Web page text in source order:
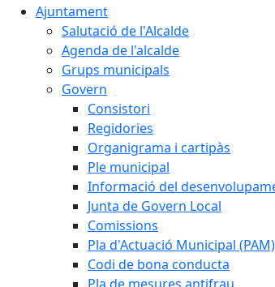
Ajuntament
Salutació de l'Alcalde
Agenda de l'alcalde
Grups municipals
Govern
Consistori
Regidories
Organigrama i cartipàs
Ple municipal
Informació del
Junta de Govern Local
Comissions
Pla d'Actuació Municipal (PAM)
Codi de bona conducta